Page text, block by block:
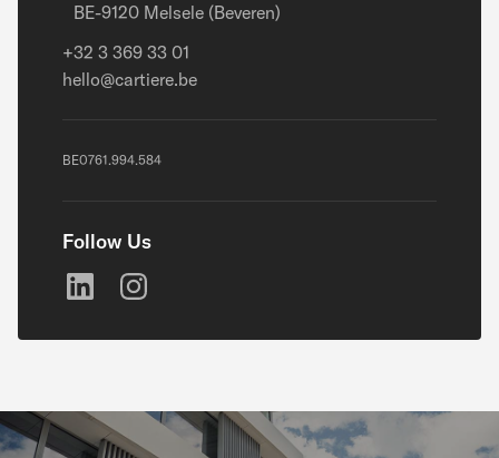
BE-9120 Melsele (Beveren)
+32 3 369 33 01
hello@cartiere.be
BE0761.994.584
Follow Us